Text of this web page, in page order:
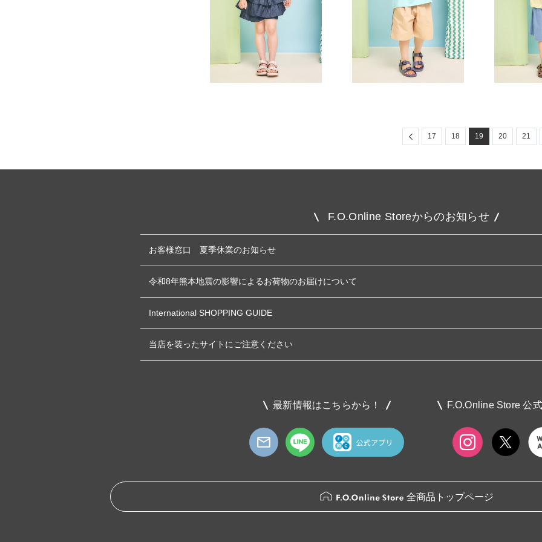
Previous
17 18 19 20 21
F.O.Online Storeからのお知らせ
お客様窓口 夏季休業のお知らせ
令和8年熊本地震の影響によるお荷物のお届けについて
International SHOPPING GUIDE
当店を装ったサイトにご注意ください
最新情報はこちらから！ F.O.Online Store 公
全商品トップページ